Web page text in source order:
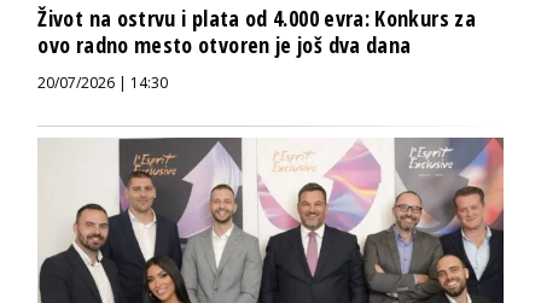
Život na ostrvu i plata od 4.000 evra: Konkurs za
ovo radno mesto otvoren je još dva dana
20/07/2026 | 14:30